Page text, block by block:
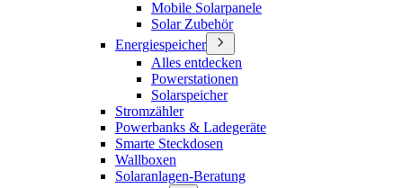
Mobile Solarpanele
Solar Zubehör
Energiespeicher
Alles entdecken
Powerstationen
Solarspeicher
Stromzähler
Powerbanks & Ladegeräte
Smarte Steckdosen
Wallboxen
Solaranlagen-Beratung